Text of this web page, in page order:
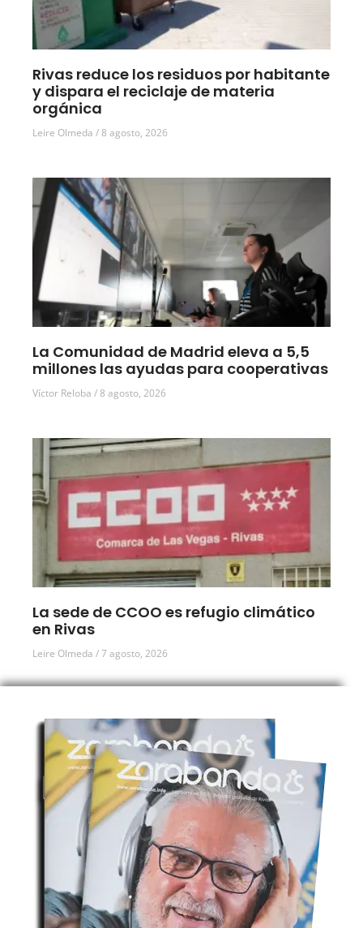
Rivas reduce los residuos por habitante
y dispara el reciclaje de materia
orgánica
Leire Olmeda 8 agosto, 2026
La Comunidad de Madrid eleva a 5,5
millones las ayudas para cooperativas
Víctor Reloba 8 agosto, 2026
La sede de CCOO es refugio climático
en Rivas
Leire Olmeda 7 agosto, 2026